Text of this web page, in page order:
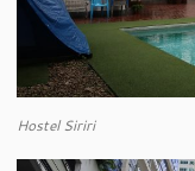
Hostel Siriri